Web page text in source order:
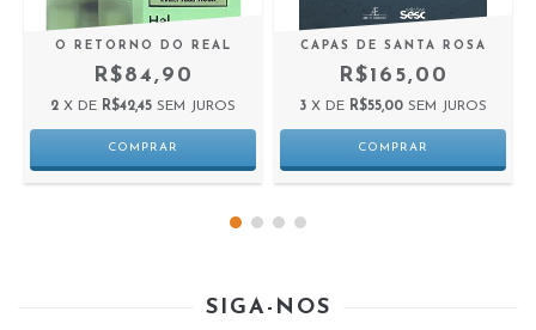
O RETORNO DO REAL
R$84,90
2 X DE R$42,45 SEM JUROS
CAPAS DE SANTA ROSA
R$165,00
3 X DE R$55,00 SEM JUROS
SIGA-NOS